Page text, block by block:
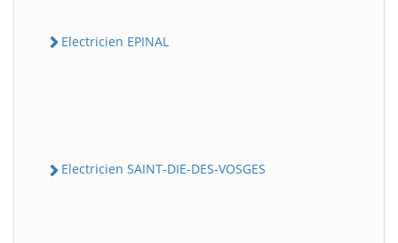
Electricien EPINAL
Electricien SAINT-DIE-DES-VOSGES